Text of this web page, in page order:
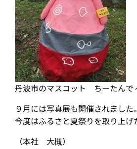
丹波市のマスコット ちーたんで
９月には写真展も開催されました。
今度はふるさと夏祭りを取り上げ
（本社 大槻）